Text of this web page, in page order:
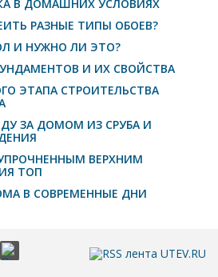
В ДОМАШНИХ УСЛОВИЯХ
РАЗНЫЕ ТИПЫ ОБОЕВ?
И НУЖНО ЛИ ЭТО?
И ИХ СВОЙСТВА
ЭТАПА СТРОИТЕЛЬСТВА
ЗА ДОМОМ ИЗ СРУБА И
ВЕРХНИМ
ТОП
В СОВРЕМЕННЫЕ ДНИ